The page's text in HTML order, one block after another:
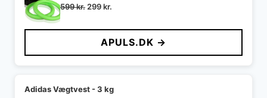
599kr. Den
pris
599 kr..
299kr.
pris
er:
299 kr..
APULS.DK →
Adidas Vægtvest - 3 kg